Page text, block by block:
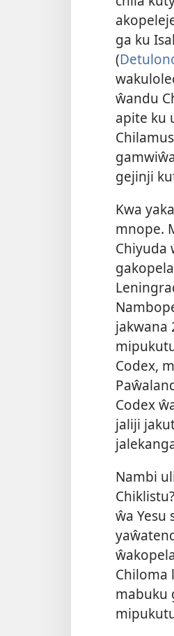
ga ku
(
ŵandu
apite ku
gejinji
Kwa
mnope.
Chiyuda
jakwana
Codex,
Codex
jaliji
Nambi
ŵa Yesu
Chiloma
mabuku